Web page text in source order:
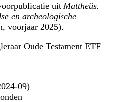
uit Mattheüs.
en archeologische
voorjaar 2025).
Oude Testament ETF
09)